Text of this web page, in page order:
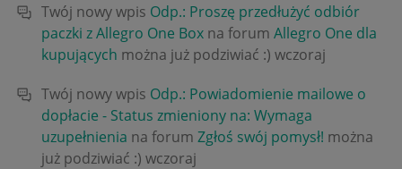
Twój nowy wpis Odp.: Proszę przedłużyć odbiór
paczki z Allegro One Box na forum Allegro One dla
kupujących można już podziwiać :) wczoraj
Twój nowy wpis Odp.: Powiadomienie mailowe o
dopłacie - Status zmieniony na: Wymaga
uzupełnienia na forum Zgłoś swój pomysł! można
już podziwiać :) wczoraj